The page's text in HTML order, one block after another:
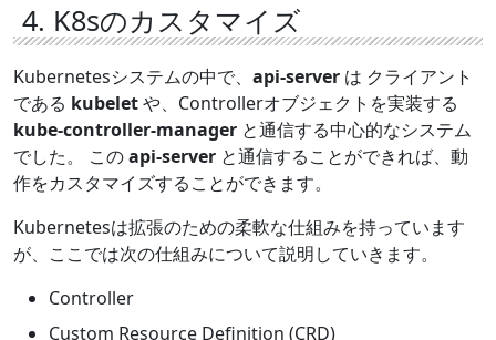
4. K8sのカスタマイズ
Kubernetesシステムの中で、 api-server は クライアント
である kubeletや、Controllerオブジェクトを実装する
kube-controller-manager と通信する中心的なシステム
でした。 このapi-server と通信することができれば、動
作をカスタマイズすることができます。
Kubernetesは拡張のための柔軟な仕組みを持っています
が、ここでは次の仕組みについて説明していきます。
Controller
Custom Resource Definition (CRD)